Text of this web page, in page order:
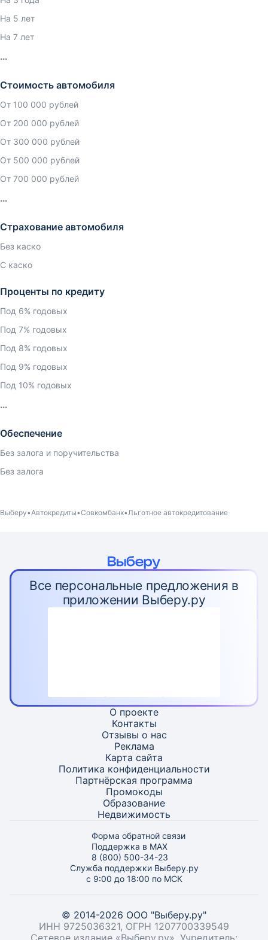
На 5 лет
На 7 лет
Стоимость автомобиля
От 100 000 рублей
От 200 000 рублей
От 300 000 рублей
От 500 000 рублей
От 700 000 рублей
Страхование автомобиля
Без каско
С каско
Проценты по кредиту
Под 6% годовых
Под 7% годовых
Под 8% годовых
Под 9% годовых
Под 10% годовых
Обеспечение
Без залога и поручительства
Без залога
Выберу Автокредиты Совкомбанк Льготное автокредитование
Все персональные предложения в
приложении Выберу.ру
О проекте
Контакты
Отзывы о нас
Реклама
Карта сайта
Политика конфиденциальности
Партнёрская программа
Промокоды
Образование
Недвижимость
Форма обратной связи
Поддержка в MAX
8 (800) 500-34-23
Служба поддержки Выберу.ру
с 9:00 до 18:00 по МСК
© 2014-2026 ООО "Выберу.ру"
ИНН 9725036321, ОГРН 1207700339549
Сетевое издание «Выберу.ру». Учредитель: